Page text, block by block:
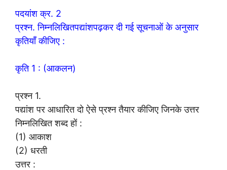
पदयांश क्र. 2
प्रश्न. निम्नलिखितपद्यांशपढ़कर दी गई सूचनाओं के अनुसार
कृतियाँ कीजिए :
कृति 1 : (आकलन)
प्रश्न 1.
पद्यांश पर आधारित दो ऐसे प्रश्न तैयार कीजिए जिनके उत्तर
निम्नलिखित शब्द हों :
(1) आकाश
(2) धरती
उत्तर :